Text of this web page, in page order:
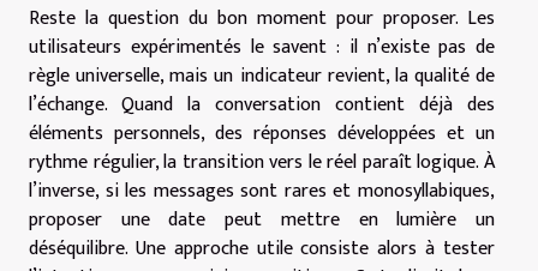
Reste la question du bon moment pour proposer. Les
utilisateurs expérimentés le savent : il n’existe pas de
règle universelle, mais un indicateur revient, la qualité de
l’échange. Quand la conversation contient déjà des
éléments personnels, des réponses développées et un
rythme régulier, la transition vers le réel paraît logique. À
l’inverse, si les messages sont rares et monosyllabiques,
proposer une date peut mettre en lumière un
déséquilibre. Une approche utile consiste alors à tester